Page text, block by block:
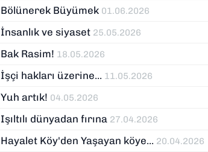
Bölünerek Büyümek 01.06.2026
İnsanlık ve siyaset 25.05.2026
Bak Rasim! 18.05.2026
İşçi hakları üzerine... 11.05.2026
Yuh artık! 04.05.2026
Işıltılı dünyadan fırına 27.04.2026
Hayalet Köy'den Yaşayan köye... 20.04.2026